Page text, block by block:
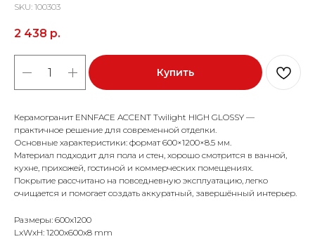
SKU: 100303
2 438 р.
Купить
Керамогранит ENNFACE ACCENT Twilight HIGH GLOSSY —
практичное решение для современной отделки.
Основные характеристики: формат 600×1200×8.5 мм.
Материал подходит для пола и стен, хорошо смотрится в ванной,
кухне, прихожей, гостиной и коммерческих помещениях.
Покрытие рассчитано на повседневную эксплуатацию, легко
очищается и помогает создать аккуратный, завершённый интерьер.
Размеры: 600x1200
LxWxH: 1200x600x8 mm